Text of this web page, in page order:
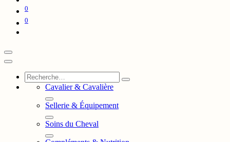
0
0
Cavalier & Cavalière
Sellerie & Équipement
Soins du Cheval